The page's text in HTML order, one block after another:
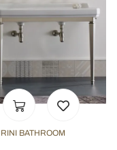
BATHROOM